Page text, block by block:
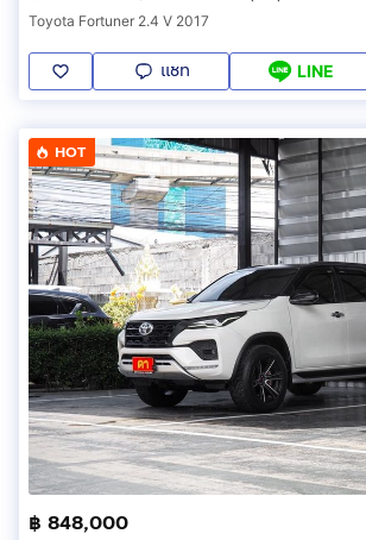
Toyota Fortuner 2.4 V 2017
แชท LINE
HOT
฿ 848,000